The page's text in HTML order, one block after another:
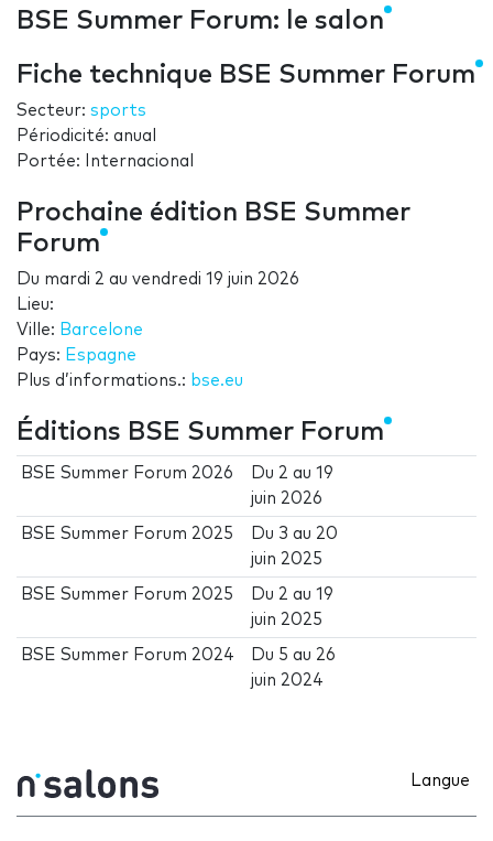
BSE Summer Forum: le salon
Fiche technique BSE Summer Forum
Secteur: sports
Périodicité: anual
Portée: Internacional
Prochaine édition BSE Summer
Forum
Du mardi 2 au vendredi 19 juin 2026
Lieu:
Ville: Barcelone
Pays: Espagne
Plus d’informations.: bse.eu
Éditions BSE Summer Forum
BSE Summer Forum 2026 Du 2 au19
juin 2026
BSE Summer Forum 2025 Du 3 au 20
juin 2025
BSE Summer Forum 2025 Du 2 au19
juin 2025
BSE Summer Forum 2024 Du 5 au 26
juin 2024
Langue